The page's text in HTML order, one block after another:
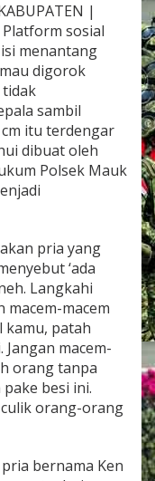
|
sosial
menantang
digorok
sambil
itu terdengar
dibuat oleh
Polsek Mauk
pria yang
‘ada
Langkahi
macem-macem
kamu, patah
macem-
orang tanpa
besi ini.
culik orang-orang
bernama Ken